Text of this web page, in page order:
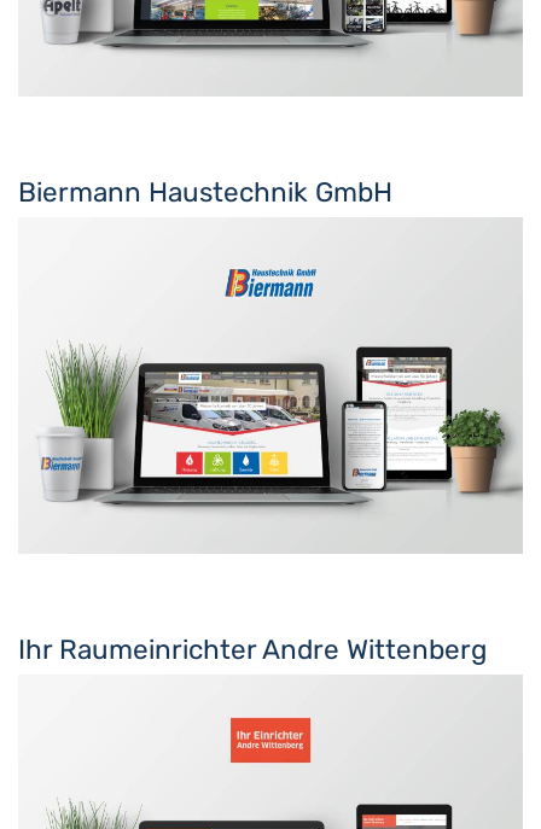
Biermann Haustechnik GmbH
Ihr Raumeinrichter Andre Wittenberg